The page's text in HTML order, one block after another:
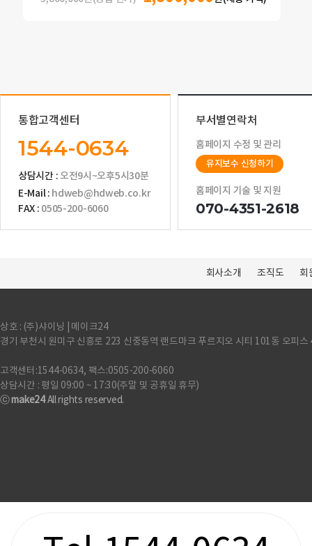
통합고객센터
1544-0634
상담시간 :오전9시~오후5시30분
E-Mail : hdweb@hdweb.co.kr
FAX : 0505-200-6060
부서별연락처
홈페이지 수정 및 관리
유지보수 신청하기
홈페이지 기술 및 지원
070-4351-2618
회사소개 조직도 회
상호 : (주)샤이닝 | 메이크24
경기 부천시 원미구 신흥로 223 신중동역 랜드마크 푸르지오 시티 101동 오피스
고객센터:1544-0634, 팩스:0505-200-6060
상담시간 : 평일 09:00 ~ 17:30(주말 및 공휴일 휴무)
ⓒmake24All rights reserved.